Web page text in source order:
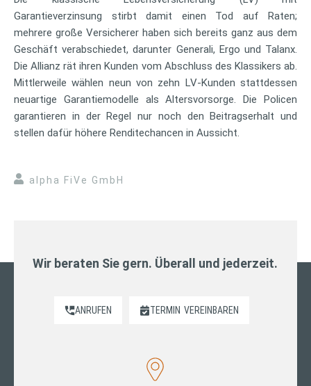
Garantieverzinsung stirbt damit einen Tod auf Raten;
mehrere große Versicherer haben sich bereits ganz aus dem
Geschäft verabschiedet, darunter Generali, Ergo und Talanx.
Die Allianz rät ihren Kunden vom Abschluss des Klassikers ab.
Mittlerweile wählen neun von zehn LV-Kunden stattdessen
neuartige Garantiemodelle als Altersvorsorge. Die Policen
garantieren in der Regel nur noch den Beitragserhalt und
stellen dafür höhere Renditechancen in Aussicht.
alpha FiVe GmbH
Wir beraten Sie gern. Überall und jederzeit.
ANRUFEN TERMIN VEREINBAREN